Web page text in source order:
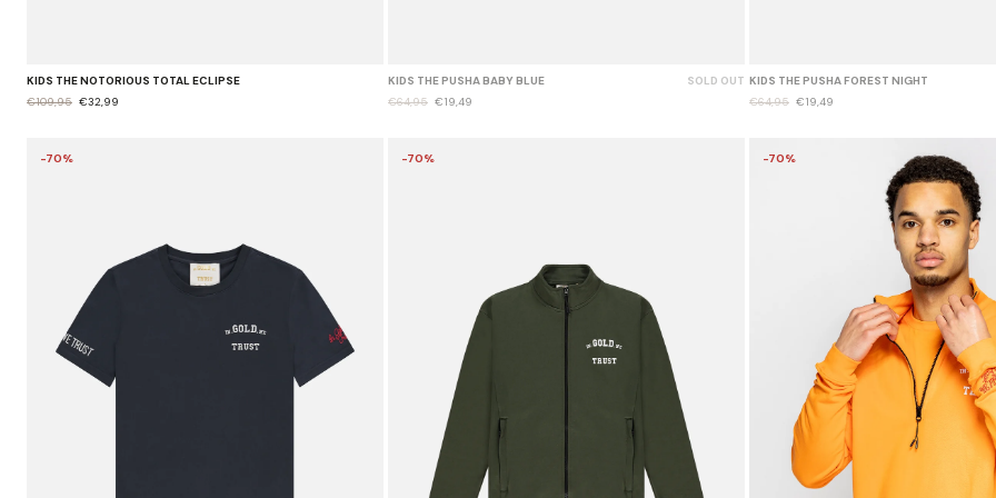
KIDS THE NOTORIOUS TOTAL ECLIPSE
€109,95 €32,99
KIDS THE PUSHA BABY BLUE
SOLD OUT
€64,95 €19,49
KIDS THE PUSHA FOREST NIGHT
€64,95 €19,49
-70% -70% -70%